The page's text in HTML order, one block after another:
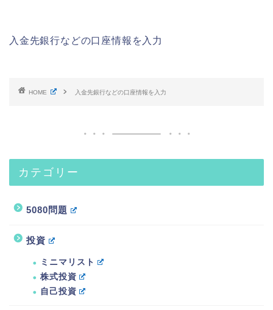
入金先銀行などの口座情報を入力
HOME 入金先銀行などの口座情報を入力
カテゴリー
5080問題
投資
ミニマリスト
株式投資
自己投資